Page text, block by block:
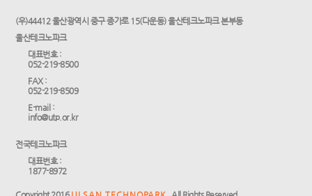
(우)44412 울산광역시 중구 종가로 15(다운동) 울산테크노파크 본부동
울산테크노파크
대표번호 :
052-219-8500
FAX :
052-219-8509
E-mail :
info@utp.or.kr
전국테크노파크
대표번호 :
1877-8972